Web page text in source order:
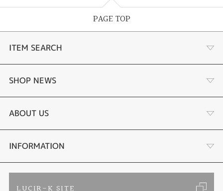
PAGE TOP
ITEM SEARCH
婚約指輪 結婚指輪
ラボグロウンダイヤモンド婚約指輪
手作り結婚指輪
手作りペアリング
SHOP NEWS
商品一覧
ブランドリスト
リフォーム
ABOUT US
店舗情報・会社概要
INFORMATION